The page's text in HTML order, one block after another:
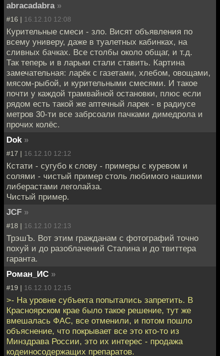
abracadabra »
#16 | 16.12.10 12:08
Курительные смеси - зло. Висят объявления по
всему универу, даже в туалетных кабинках, на
сливных бачках. Все столбы около общаг, и т.д.
Так теперь и в ларьки стали ставить. Картина
замечательная: ларёк с газетами, хлебом, овощами,
мясом-рыбой, и курительными смесями. И такое
почти у каждой трамвайной остановки, плюс если
рядом есть такой же аптечный ларек - в радиусе
метров 30-ти все забрсоали пачками димедрола и
прочих колёс.
Dok »
#17 | 16.12.10 12:12
Кстати - сугубо к слову - примеры с куревом и
солями - чистый пример столь любимого нашими
либерастами леголайза.
Чистый пример.
JCF »
#18 | 16.12.10 12:13
ТрэшЪ. Вот этим гражданам с фотографий точно
похуй и до разоблачений Сталина и до твиттера
гаранта.
Роман_ИС »
#19 | 16.12.10 12:15
>- На уровне субъекта попытались запретить. В
Красноярском крае было такое решение, тут же
вмешалась ФАС, все отменили, и потом пошло
объяснение, что покрывает все это кто-то из
Минздрава России, это их интерес - продажа
кодеиносодержащих препаратов.